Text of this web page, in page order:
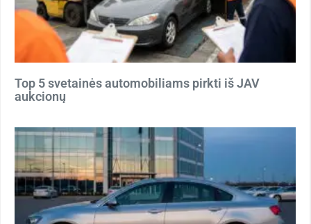
Top 5 svetainės automobiliams pirkti iš JAV
aukcionų